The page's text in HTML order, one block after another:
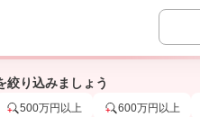
絞り込みましょう
500万円以上 600万円以上